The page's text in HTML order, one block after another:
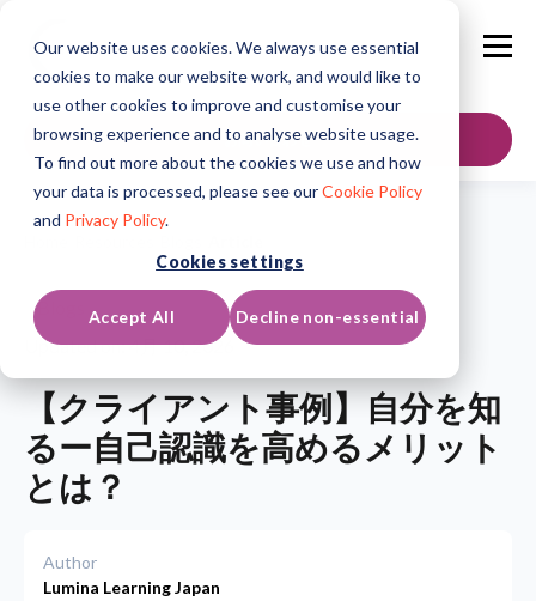
Our website uses cookies. We always use essential
cookies to make our website work, and would like to
use other cookies to improve and customise your
browsing experience and to analyse website usage.
To find out more about the cookies we use and how
your data is processed, please see ourCookie Policy
and Privacy Policy.
Cookies settings
Accept All Decline non-essential
お問い合わせ
Blogs
Updated on: 4月 10, 2026
【クライアント事例】自分を知
るー自己認識を高めるメリット
とは？
Author
Lumina Learning Japan